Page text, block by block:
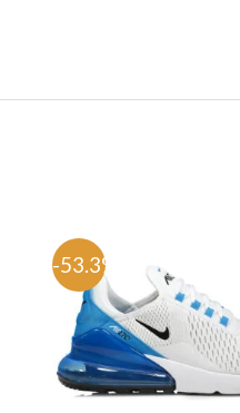
-53.3%